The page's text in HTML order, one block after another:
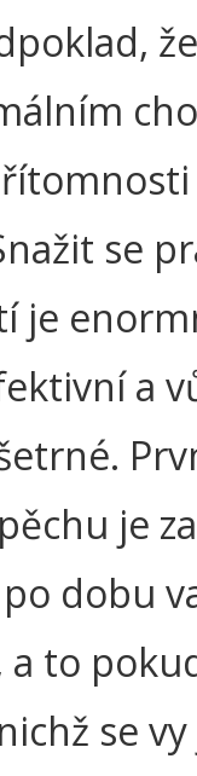
se
je
a
je
dobu
to
se